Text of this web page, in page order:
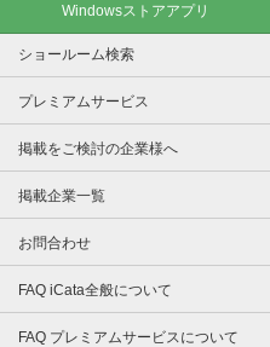
Windowsストアアプリ
ショールーム検索
プレミアムサービス
掲載をご検討の企業様へ
掲載企業一覧
お問合わせ
FAQ iCata全般について
FAQ プレミアムサービスについて